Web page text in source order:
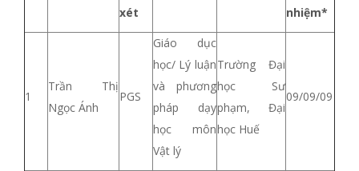
xét
nhiệm*
1
Trần Thị
Ngọc Ánh
PGS
Giáo dục
học/ Lý luận
và phương
pháp dạy
học môn
Vật lý
Trường Đại
học Sư
phạm, Đại
học Huế
09/09/09